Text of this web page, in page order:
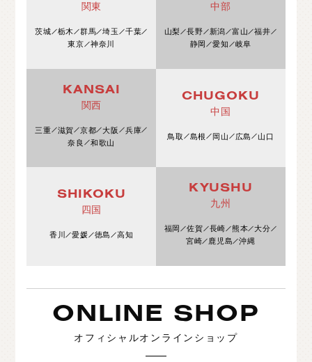
関東
茨城 栃木 群馬 埼玉
千葉
東京
神奈川
中部
山梨 長野 新潟 富山
福井
静岡
愛知 岐阜
KANSAI
関西
三重 滋賀 京都 大阪
兵庫
奈良
和歌山
CHUGOKU
中国
鳥取 島根 岡山 広島 山口
SHIKOKU
四国
香川 愛媛 徳島 高知
KYUSHU
九州
福岡 佐賀 長崎 熊本
大分
宮崎
鹿児島 沖縄
ONLINE SHOP
オフィシャルオンラインショップ